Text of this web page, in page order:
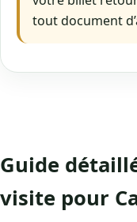
tout document
Guide
visite pour